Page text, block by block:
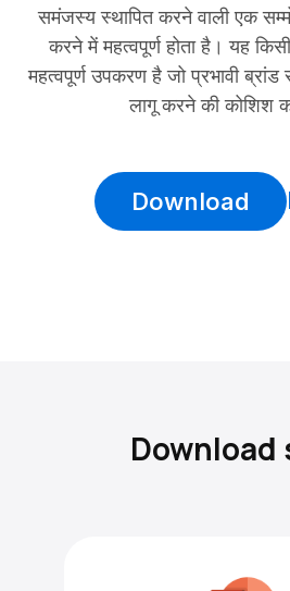
समंजस्य स्थापित करने वाली एक
करने में महत्वपूर्ण होता है। यह
महत्वपूर्ण उपकरण है जो प्रभावी
लागू करने की कोशिश
Download
Download